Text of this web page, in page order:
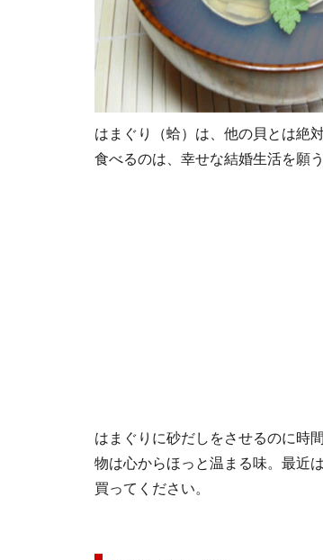
はまぐり（蛤）は、他の貝とは絶
食べるのは、幸せな結婚生活を願
はまぐりに砂だしをさせるのに時
物は心からほっと温まる味。最近
買ってください。